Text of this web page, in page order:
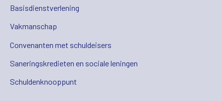
Basisdienstverlening
Vakmanschap
Convenanten met schuldeisers
Saneringskredieten en sociale leningen
Schuldenknooppunt